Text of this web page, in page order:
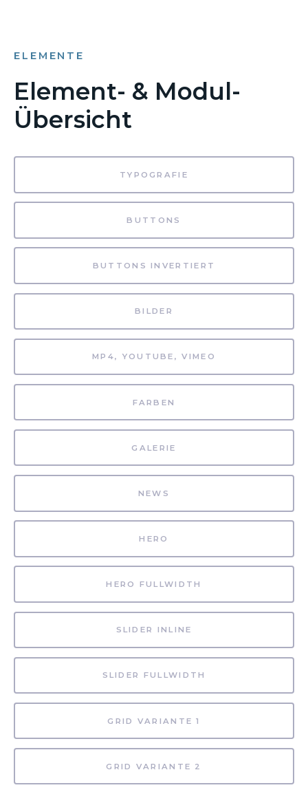
ELEMENTE
Element- & Modul-
Übersicht
TYPOGRAFIE
BUTTONS
BUTTONS INVERTIERT
BILDER
MP4, YOUTUBE, VIMEO
FARBEN
GALERIE
NEWS
HERO
HERO FULLWIDTH
SLIDER INLINE
SLIDER FULLWIDTH
GRID VARIANTE 1
GRID VARIANTE 2